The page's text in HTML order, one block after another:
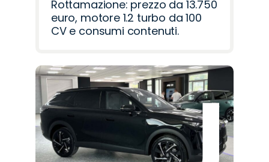
Rottamazione: prezzo da 13.750
euro, motore 1.2 turbo da 100
CV e consumi contenuti.